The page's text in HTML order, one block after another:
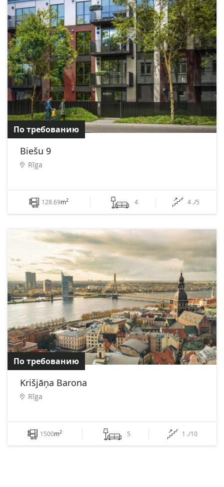
По требованию
Biešu 9
Rīga
128.69m2 4 4 ./5
По требованию
Krišjāņa Barona
Rīga
1500m2 5 1 ./10